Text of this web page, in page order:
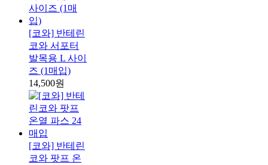
[코와] 반테린
코와 서포터
발목용 L 사이
즈 (1매입)
14,500원
[코와] 반테린
코와 팟프 온